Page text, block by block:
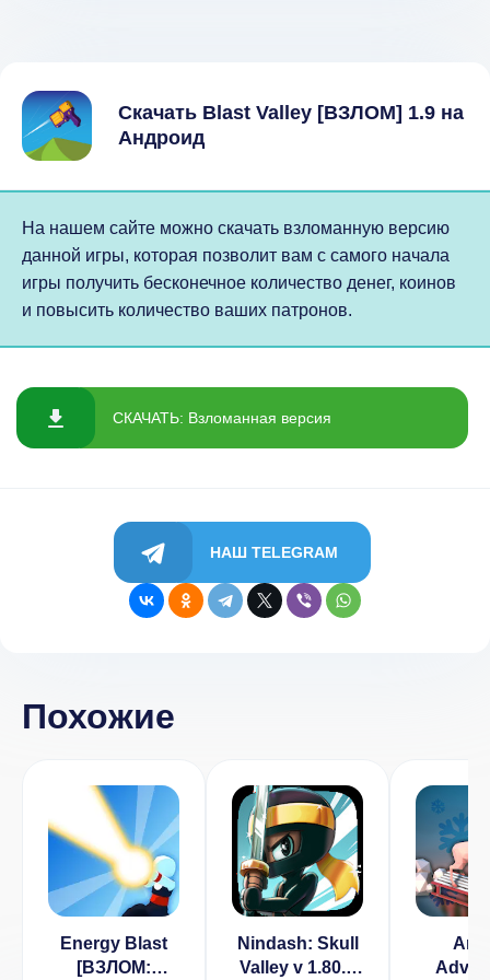
Скачать Blast Valley [ВЗЛОМ] 1.9 на
Андроид
На нашем сайте можно скачать взломанную версию
данной игры, которая позволит вам с самого начала
игры получить бесконечное количество денег, коинов
и повысить количество ваших патронов.
СКАЧАТЬ: Взломанная версия
НАШ TELEGRAM
Похожие
Energy Blast
[ВЗЛОМ:
Nindash: Skull
Valley v 1.80.1